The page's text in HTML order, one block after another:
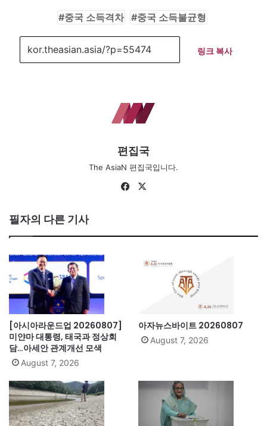
중국 소득격차 중국 소득불균형
링크 복사
편집국
The AsiaN 편집국입니다.
Fa
필자의 다른 기사
[아시아라운드업 20260807]
미얀마 대통령, 태국과 정상회
담…아세안 관계개선 모색
August 7, 2026
아자뉴스바이트 20260807
August 7, 2026